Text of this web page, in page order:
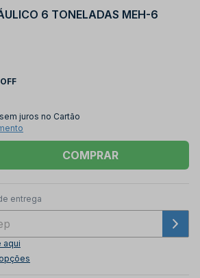
6 TONELADAS MEH-6
sem juros no Cartão
COMPRAR
entrega
aqui